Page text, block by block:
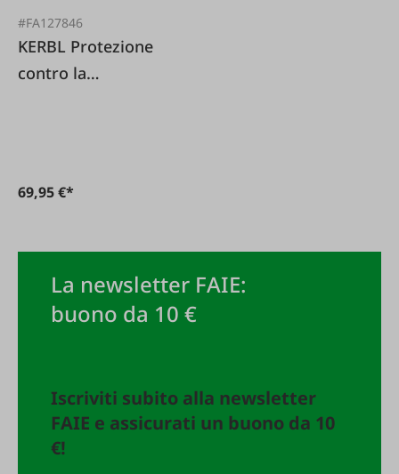
#FA127846
KERBL Protezione
contro la
69,95 €*
La newsletter FAIE:
buono da 10 €
Iscriviti subito alla newsletter
FAIE e assicurati un buono da 10
€!